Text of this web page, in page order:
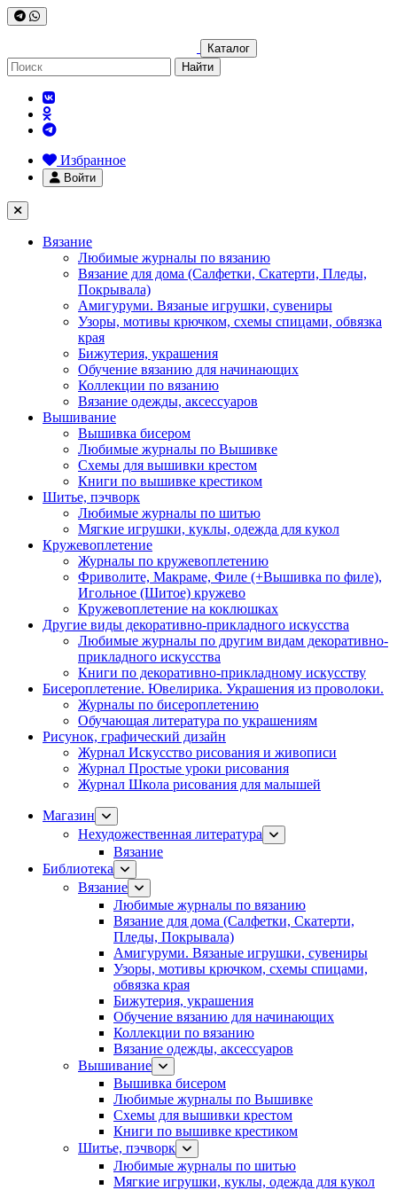
Каталог
Найти
Избранное
Войти
Вязание
Любимые журналы по вязанию
Вязание для дома (Салфетки, Скатерти, Пледы,
Покрывала)
Амигуруми. Вязаные игрушки, сувениры
Узоры, мотивы крючком, схемы спицами, обвязка
края
Бижутерия, украшения
Обучение вязанию для начинающих
Коллекции по вязанию
Вязание одежды, аксессуаров
Вышивание
Вышивка бисером
Любимые журналы по Вышивке
Схемы для вышивки крестом
Книги по вышивке крестиком
Шитье, пэчворк
Любимые журналы по шитью
Мягкие игрушки, куклы, одежда для кукол
Кружевоплетение
Журналы по кружевоплетению
Фриволите, Макраме, Филе (+Вышивка по филе),
Игольное (Шитое) кружево
Кружевоплетение на коклюшках
Другие виды декоративно-прикладного искусства
Любимые журналы по другим видам декоративно-
прикладного искусства
Книги по декоративно-прикладному искусству
Бисероплетение. Ювелирика. Украшения из проволоки.
Журналы по бисероплетению
Обучающая литература по украшениям
Рисунок, графический дизайн
Журнал Искусство рисования и живописи
Журнал Простые уроки рисования
Журнал Школа рисования для малышей
Магазин
Нехудожественная литература
Вязание
Библиотека
Вязание
Любимые журналы по вязанию
Вязание для дома (Салфетки, Скатерти,
Пледы, Покрывала)
Амигуруми. Вязаные игрушки, сувениры
Узоры, мотивы крючком, схемы спицами,
обвязка края
Бижутерия, украшения
Обучение вязанию для начинающих
Коллекции по вязанию
Вязание одежды, аксессуаров
Вышивание
Вышивка бисером
Любимые журналы по Вышивке
Схемы для вышивки крестом
Книги по вышивке крестиком
Шитье, пэчворк
Любимые журналы по шитью
Мягкие игрушки, куклы, одежда для кукол